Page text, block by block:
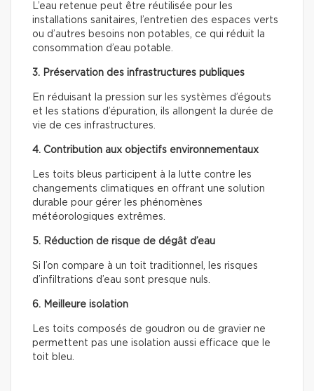
L’eau retenue peut être réutilisée pour les
installations sanitaires, l’entretien des espaces verts
ou d’autres besoins non potables, ce qui réduit la
consommation d’eau potable.
3. Préservation des infrastructures publiques
En réduisant la pression sur les systèmes d’égouts
et les stations d’épuration, ils allongent la durée de
vie de ces infrastructures.
4. Contribution aux objectifs environnementaux
Les toits bleus participent à la lutte contre les
changements climatiques en offrant une solution
durable pour gérer les phénomènes
météorologiques extrêmes.
5. Réduction de risque de dégât d’eau
Si l’on compare à un toit traditionnel, les risques
d’infiltrations d’eau sont presque nuls.
6. Meilleure isolation
Les toits composés de goudron ou de gravier ne
permettent pas une isolation aussi efficace que le
toit bleu.